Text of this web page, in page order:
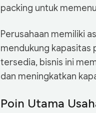
packing untuk
Perusahaan memiliki
mendukung kapasitas
tersedia, bisnis ini
dan meningkatkan
Poin Utama